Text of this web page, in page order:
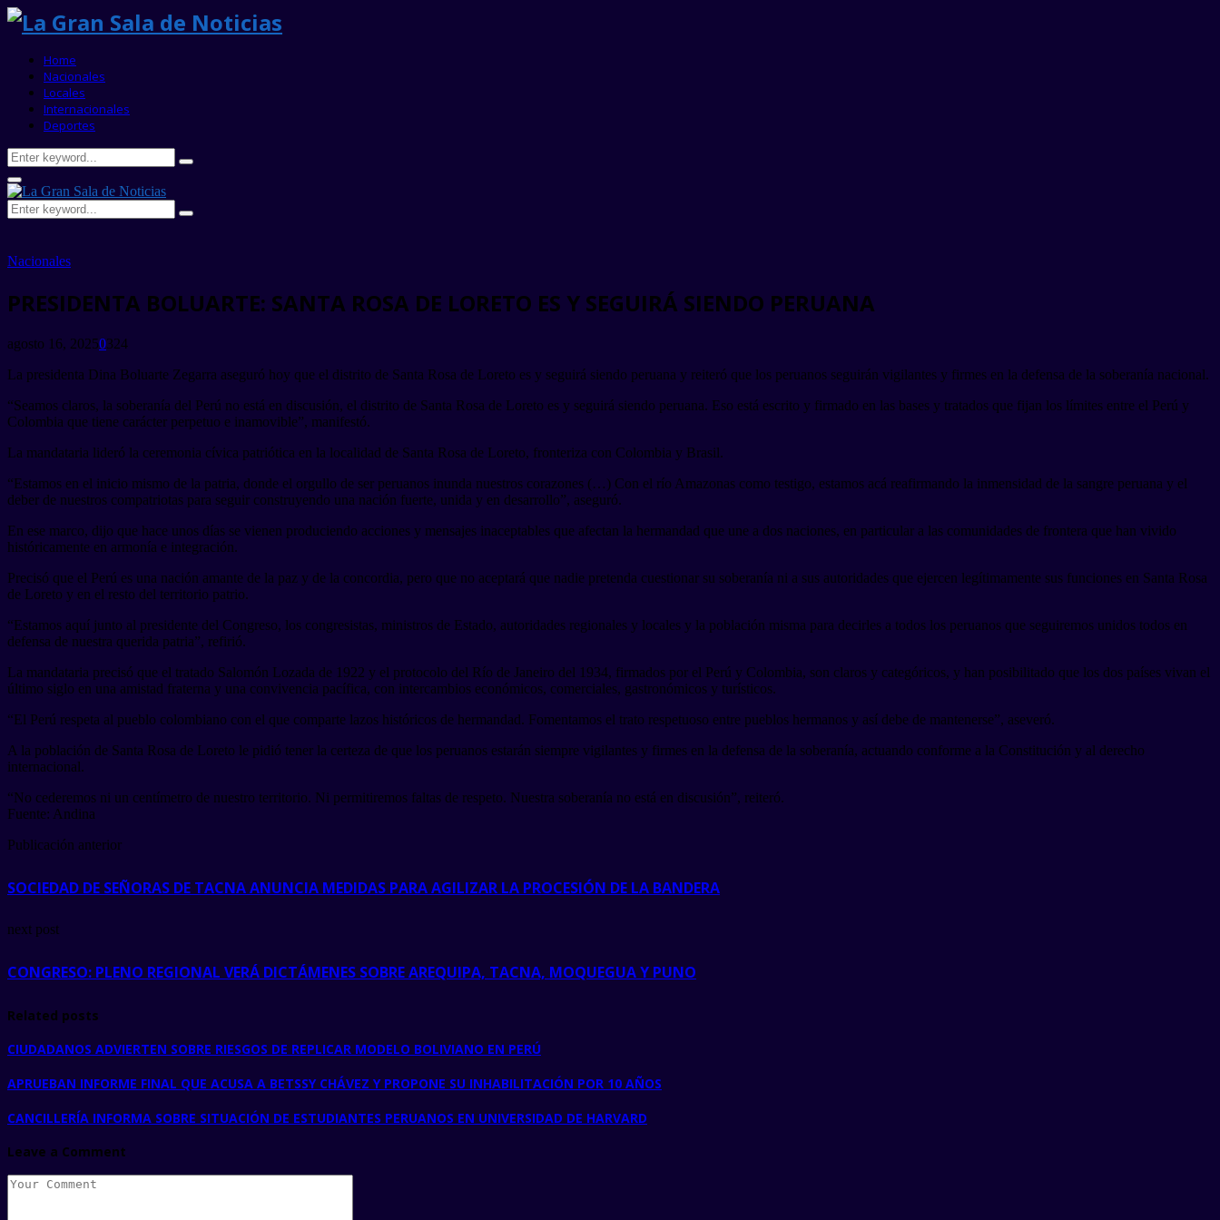
Home
Nacionales
Locales
Internacionales
Deportes
Search
for:
Search
Primary
Menu
Search
for:
Search
Nacionales
PRESIDENTA BOLUARTE: SANTA ROSA DE LORETO ES Y SEGUIRÁ SIENDO PERUANA
agosto 16, 20250324
La presidenta Dina Boluarte Zegarra aseguró hoy que el distrito de Santa Rosa de Loreto es y seguirá siendo peruana y reiteró que los peruanos seguirán vigilantes y firmes en la defensa de la soberanía nacional.
“Seamos claros, la soberanía del Perú no está en discusión, el distrito de Santa Rosa de Loreto es y seguirá siendo peruana. Eso está escrito y firmado en las bases y tratados que fijan los límites entre el Perú y
Colombia que tiene carácter perpetuo e inamovible”, manifestó.
La mandataria lideró la ceremonia cívica patriótica en la localidad de Santa Rosa de Loreto, fronteriza con Colombia y Brasil.
“Estamos en el inicio mismo de la patria, donde el orgullo de ser peruanos inunda nuestros corazones (…) Con el río Amazonas como testigo, estamos acá reafirmando la inmensidad de la sangre peruana y el
deber de nuestros compatriotas para seguir construyendo una nación fuerte, unida y en desarrollo”, aseguró.
En ese marco, dijo que hace unos días se vienen produciendo acciones y mensajes inaceptables que afectan la hermandad que une a dos naciones, en particular a las comunidades de frontera que han vivido
históricamente en armonía e integración.
Precisó que el Perú es una nación amante de la paz y de la concordia, pero que no aceptará que nadie pretenda cuestionar su soberanía ni a sus autoridades que ejercen legítimamente sus funciones en Santa Rosa
de Loreto y en el resto del territorio patrio.
“Estamos aquí junto al presidente del Congreso, los congresistas, ministros de Estado, autoridades regionales y locales y la población misma para decirles a todos los peruanos que seguiremos unidos todos en
defensa de nuestra querida patria”, refirió.
La mandataria precisó que el tratado Salomón Lozada de 1922 y el protocolo del Río de Janeiro del 1934, firmados por el Perú y Colombia, son claros y categóricos, y han posibilitado que los dos países vivan el
último siglo en una amistad fraterna y una convivencia pacífica, con intercambios económicos, comerciales, gastronómicos y turísticos.
“El Perú respeta al pueblo colombiano con el que comparte lazos históricos de hermandad. Fomentamos el trato respetuoso entre pueblos hermanos y así debe de mantenerse”, aseveró.
A la población de Santa Rosa de Loreto le pidió tener la certeza de que los peruanos estarán siempre vigilantes y firmes en la defensa de la soberanía, actuando conforme a la Constitución y al derecho
internacional.
“No cederemos ni un centímetro de nuestro territorio. Ni permitiremos faltas de respeto. Nuestra soberanía no está en discusión”, reiteró.
Fuente: Andina
Publicación anterior
SOCIEDAD DE SEÑORAS DE TACNA ANUNCIA MEDIDAS PARA AGILIZAR LA PROCESIÓN DE LA BANDERA
next post
CONGRESO: PLENO REGIONAL VERÁ DICTÁMENES SOBRE AREQUIPA, TACNA, MOQUEGUA Y PUNO
Related posts
CIUDADANOS ADVIERTEN SOBRE RIESGOS DE REPLICAR MODELO BOLIVIANO EN PERÚ
APRUEBAN INFORME FINAL QUE ACUSA A BETSSY CHÁVEZ Y PROPONE SU INHABILITACIÓN POR 10 AÑOS
CANCILLERÍA INFORMA SOBRE SITUACIÓN DE ESTUDIANTES PERUANOS EN UNIVERSIDAD DE HARVARD
Leave a Comment